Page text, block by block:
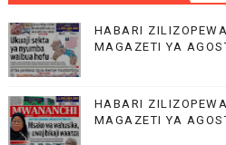
HABARI
MAGAZETI YA
HABARI
MAGAZETI YA